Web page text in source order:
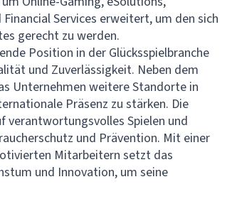
Services erweitert, um den sich
gerecht zu werden.
Position in der Glücksspielbranche
und Zuverlässigkeit. Neben dem
Unternehmen weitere Standorte in
Präsenz zu stärken. Die
verantwortungsvolles Spielen und
und Prävention. Mit einer
Mitarbeitern setzt das
und Innovation, um seine